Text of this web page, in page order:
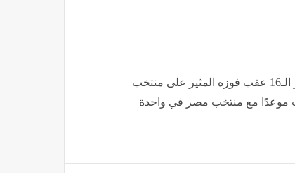
ويخوض منتخب الأرجنتين اللقاء بعدما حجز بطاقة التأهل إلى دور الـ16 عقب فوزه المثير على منتخب
ليضرب موعدًا مع منتخب مصر في واحدة